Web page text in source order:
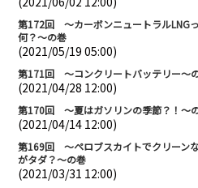
第172回 ～カーボンニュートラルLNG
何？～の巻
(2021/05/19 05:00)
第171回 ～コンクリートバッテリー～
(2021/04/28 12:00)
第170回 ～夏はガソリンの季節？！～
(2021/04/14 12:00)
第169回 ～ペロブスカイトでクリーン
がタダ？～の巻
(2021/03/31 12:00)